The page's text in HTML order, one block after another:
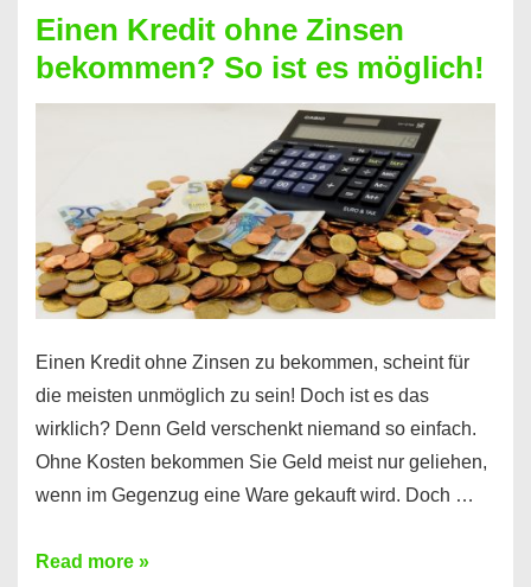
Festvertrag
für
jeden
erfahren
Sie
es
Einen Kredit ohne Zinsen
bekommen? So ist es möglich!
Einen Kredit ohne Zinsen zu bekommen, scheint für
die meisten unmöglich zu sein! Doch ist es das
wirklich? Denn Geld verschenkt niemand so einfach.
Ohne Kosten bekommen Sie Geld meist nur geliehen,
wenn im Gegenzug eine Ware gekauft wird. Doch …
Einen
Read more »